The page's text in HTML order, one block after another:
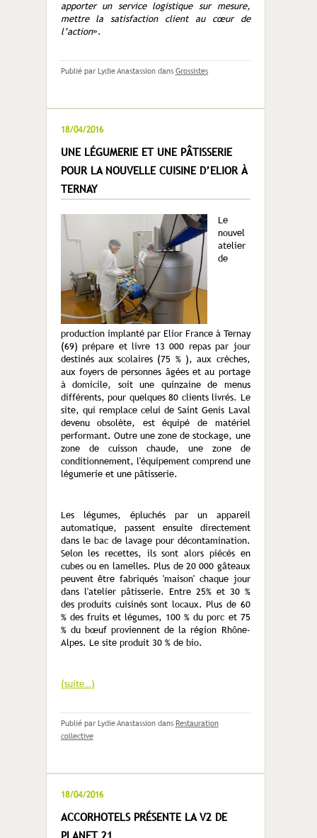
apporter un service logistique sur mesure,
mettre la satisfaction client au cœur de
l’action».
Publié par Lydie Anastassion dans Grossistes
18/04/2016
UNE LÉGUMERIE ET UNE PÂTISSERIE
POUR LA NOUVELLE CUISINE D’ELIOR À
TERNAY
Le
nouvel
atelier
de
production implanté par Elior France à Ternay
(69) prépare et livre 13 000 repas par jour
destinés aux scolaires (75 % ), aux crèches,
aux foyers de personnes âgées et au portage
à domicile, soit une quinzaine de menus
différents, pour quelques 80 clients livrés. Le
site, qui remplace celui de Saint Genis Laval
devenu obsolète, est équipé de matériel
performant. Outre une zone de stockage, une
zone de cuisson chaude, une zone de
conditionnement, l'équipement comprend une
légumerie et une pâtisserie.
Les légumes, épluchés par un appareil
automatique, passent ensuite directement
dans le bac de lavage pour décontamination.
Selon les recettes, ils sont alors piécés en
cubes ou en lamelles. Plus de 20 000 gâteaux
peuvent être fabriqués 'maison' chaque jour
dans l'atelier pâtisserie. Entre 25% et 30 %
des produits cuisinés sont locaux. Plus de 60
% des fruits et légumes, 100 % du porc et 75
% du bœuf proviennent de la région Rhône-
Alpes. Le site produit 30 % de bio.
(suite…)
Publié par Lydie Anastassion dans Restauration
collective
18/04/2016
ACCORHOTELS PRÉSENTE LA V2 DE